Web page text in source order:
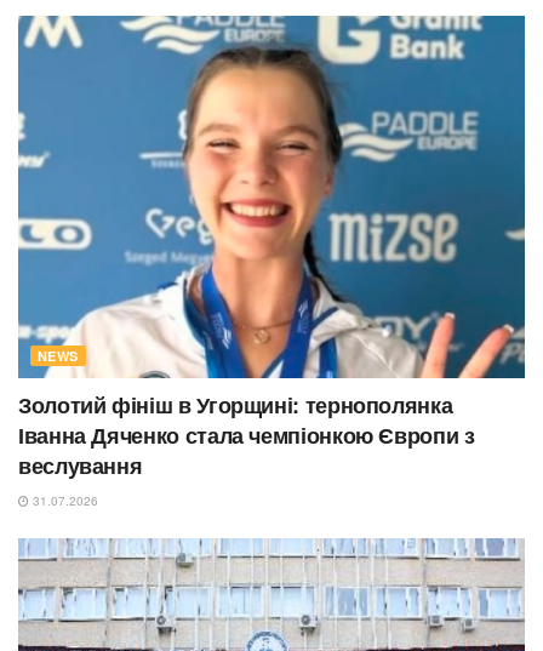
NEWS
Золотий фініш в Угорщині: тернополянка
Іванна Дяченко стала чемпіонкою Європи з
веслування
31.07.2026